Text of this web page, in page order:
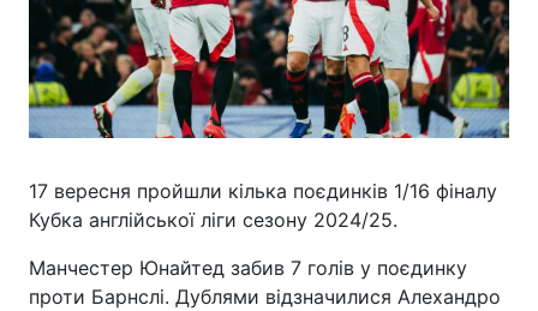
17 вересня пройшли кілька поєдинків 1/16 фіналу
Кубка англійської ліги сезону 2024/25.
Манчестер Юнайтед забив 7 голів у поєдинку
проти Барнслі. Дублями відзначилися Алехандро